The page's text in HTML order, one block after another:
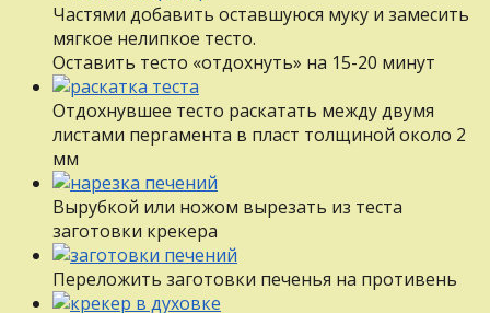
Частями добавить оставшуюся муку и замесить
мягкое нелипкое тесто.
Оставить тесто «отдохнуть» на 15-20 минут
Отдохнувшее тесто раскатать между двумя
листами пергамента в пласт толщиной около 2
мм
Вырубкой или ножом вырезать из теста
заготовки крекера
Переложить заготовки печенья на противень